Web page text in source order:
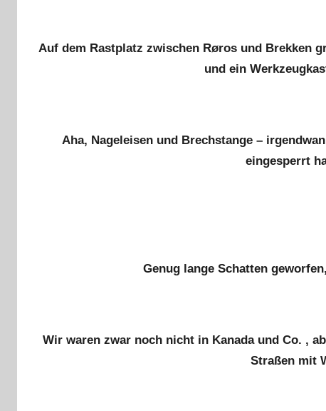
Auf dem Rastplatz zwischen Røros und Brekken
und ein
Aha, Nageleisen und Brechstange –
eingesperrt
Genug lange Schatten
Wir waren zwar noch nicht in Kanada und Co. ,
Straßen mit